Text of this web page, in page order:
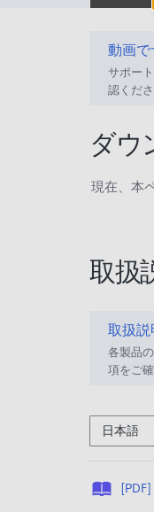
動画で
サポー
認くださ
ダウ
現在、本
取扱
取扱説
各製品
項をご
日本語
[PDF]